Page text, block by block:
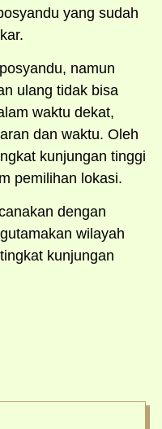
yang sudah
namun
ulang tidak bisa
waktu dekat,
dan waktu. Oleh
kunjungan tinggi
pemilihan lokasi.
dengan
wilayah
kunjungan